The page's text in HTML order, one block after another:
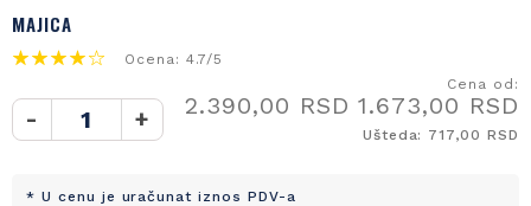
MAJICA
Ocena: 4.7/5
- +
Cena od:
2.390,00 RSD1.673,00 RSD
Ušteda: 717,00 RSD
* U cenu je uračunat iznos PDV-a